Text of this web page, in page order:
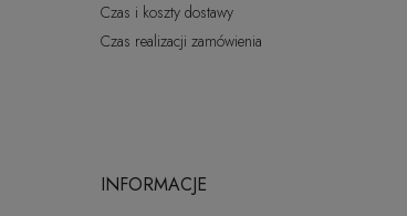
Czas i koszty dostawy
Czas realizacji zamówienia
INFORMACJE